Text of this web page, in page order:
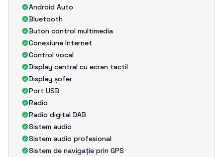
Android Auto
Bluetooth
Buton control multimedia
Conexiune Internet
Control vocal
Display central cu ecran tactil
Display șofer
Port USB
Radio
Radio digital DAB
Sistem audio
Sistem audio profesional
Sistem de navigație prin GPS